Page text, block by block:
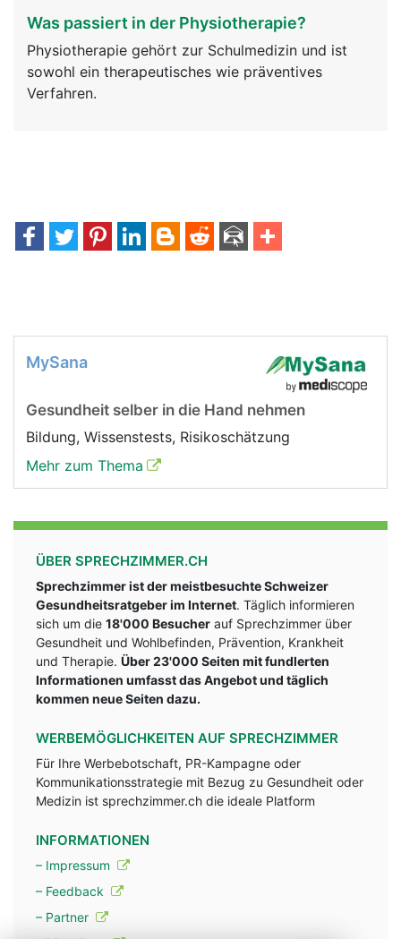
Was passiert in der Physiotherapie?
Physiotherapie gehört zur Schulmedizin und ist
sowohl ein therapeutisches wie präventives
Verfahren.
MySana
Gesundheit selber in die Hand nehmen
Bildung, Wissenstests, Risikoschätzung
Mehr zum Thema
ÜBER SPRECHZIMMER.CH
Sprechzimmer ist der meistbesuchte Schweizer
Gesundheitsratgeber im Internet. Täglich informieren
sich um die 18'000 Besucher auf Sprechzimmer über
Gesundheit und Wohlbefinden, Prävention, Krankheit
und Therapie. Über 23'000 Seiten mit fundlerten
Informationen umfasst das Angebot und täglich
kommen neue Seiten dazu.
WERBEMÖGLICHKEITEN AUF SPRECHZIMMER
Für Ihre Werbebotschaft, PR-Kampagne oder
Kommunikationsstrategie mit Bezug zu Gesundheit oder
Medizin ist sprechzimmer.ch die ideale Platform
INFORMATIONEN
– Impressum
– Feedback
– Partner